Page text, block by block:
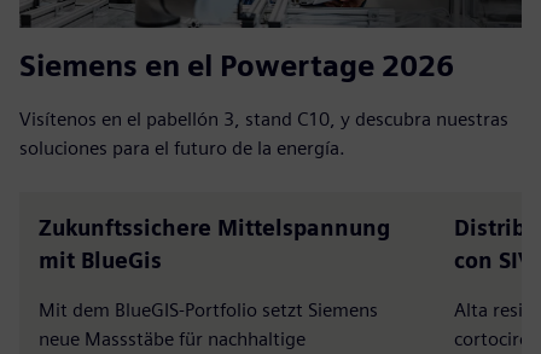
Siemens en el Powertage 2026
Visítenos en el pabellón 3, stand C10, y descubra nuestras
soluciones para el futuro de la energía.
Zukunftssichere Mittelspannung
mit BlueGis
Mit dem BlueGIS-Portfolio setzt Siemens
neue Massstäbe für nachhaltige
con
Alta